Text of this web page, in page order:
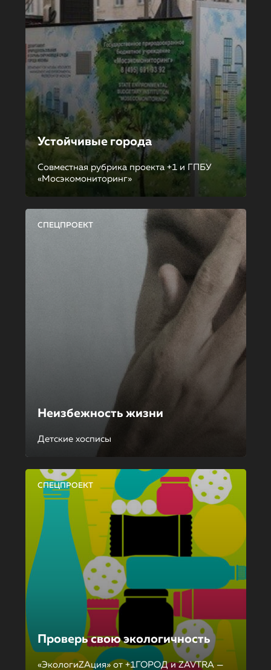
Устойчивые города
Совместная рубрика проекта +1 и ГПБУ
«Мосэкомониторинг»
СПЕЦПРОЕКТ
Неизбежность жизни
Детские хосписы
СПЕЦПРОЕКТ
Проверь свою экологичность
«ЭкологиZAция» от +1ГОРОД и ZAVTRA —